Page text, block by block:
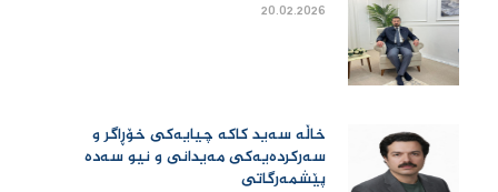
20.02.2026
خاڵە سەید کاکە چیایەکی خۆڕاگر و
سەرکردەیەکی مەیدانی و نیو سەدە
پێشمەرگاتی